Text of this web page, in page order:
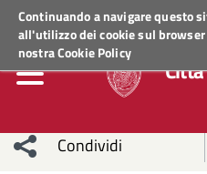
Continuando a navigare questo
all'utilizzo dei cookie sul
nostraCookie Policy
Regione VenetoACCEDI AI SERVIZI
Condividi